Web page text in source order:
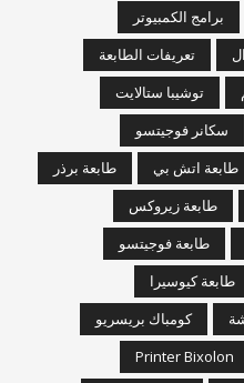
برامج الكمبيوتر
تعريفات الطابعة
توشيبا ستالايت
سكانر فوجيتسو
طابعة اتش بي
طابعة برذر
طابعة زيروكس
طابعة فوجيتسو
طابعة كيوسيرا
كومباك بريسريو
Printer Bixolon